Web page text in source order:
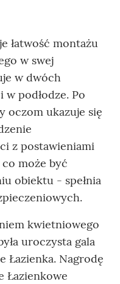
łatwość montażu
w swej
w dwóch
podłodze. Po
oczom ukazuje się
z postawieniami
może być
obiektu - spełnia
kwietniowego
uroczysta gala
Łazienka. Nagrodę
Łazienkowe